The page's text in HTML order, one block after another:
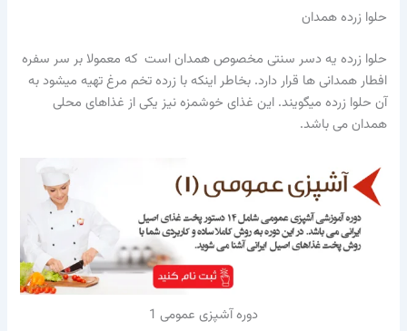
حلوا زرده همدان
حلوا زرده یه دسر سنتی مخصوص همدان است که معمولا بر سر سفره
افطار همدانی ها قرار دارد. بخاطر اینکه با زرده تخم مرغ تهیه میشود به
آن حلوا زرده میگویند. این غذای خوشمزه نیز یکی از غذاهای محلی
همدان می باشد.
دوره آشپزی عمومی 1